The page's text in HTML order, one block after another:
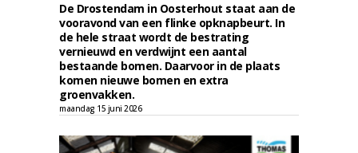
De Drostendam in Oosterhout staat aan de
vooravond van een flinke opknapbeurt. In
de hele straat wordt de bestrating
vernieuwd en verdwijnt een aantal
bestaande bomen. Daarvoor in de plaats
komen nieuwe bomen en extra
groenvakken.
maandag 15 juni 2026